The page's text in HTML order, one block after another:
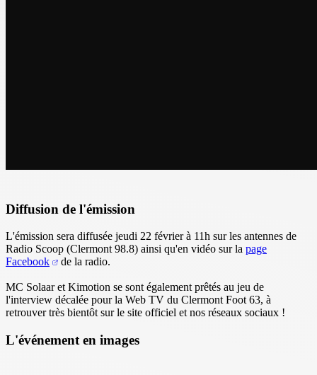
Diffusion de l'émission
L'émission sera diffusée jeudi 22 février à 11h sur les antennes de
Radio Scoop (Clermont 98.8) ainsi qu'en vidéo sur la page
Facebook
de la radio.
MC Solaar et Kimotion se sont également prêtés au jeu de
l'interview décalée pour la Web TV du Clermont Foot 63, à
retrouver très bientôt sur le site officiel et nos réseaux sociaux !
L'événement en images